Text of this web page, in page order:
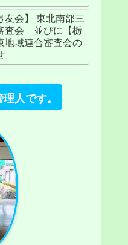
友会】 東北南部三
査会 並びに【栃
地域連合審査会の
人です。